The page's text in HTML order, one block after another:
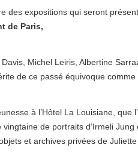
des expositions qui seront
de Paris,
Michel Leiris, Albertine
de ce passé équivoque
à l’Hôtel La Louisiane, que
de portraits d’Irmeli
et archives privées de